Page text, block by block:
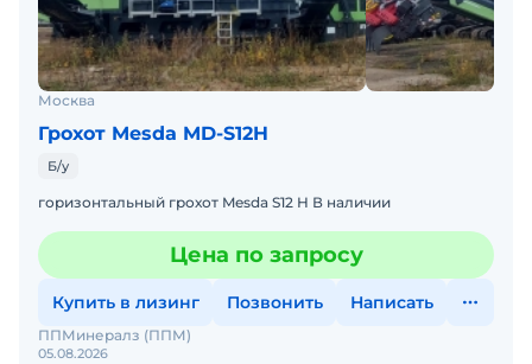
Москва
Грохот Mesda MD-S12H
Б/у
горизонтальный грохот Mesda S12 H В наличии
Цена по запросу
Купить в лизинг Позвонить Написать
05.08.2026
ППМинералз (ППМ)